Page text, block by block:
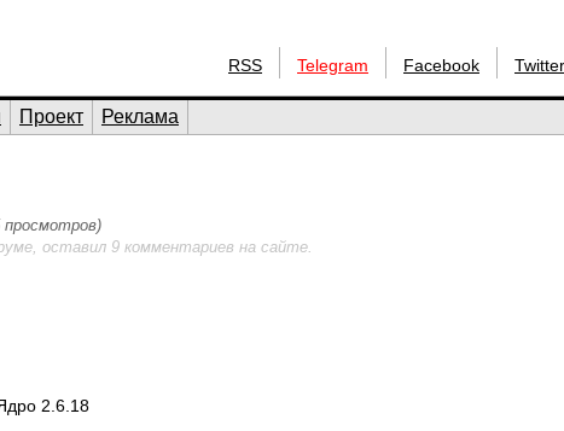
RSS Telegram Facebook Twitter
Проект Реклама
просмотров)
оставил 9 комментариев на сайте.
2.6.18